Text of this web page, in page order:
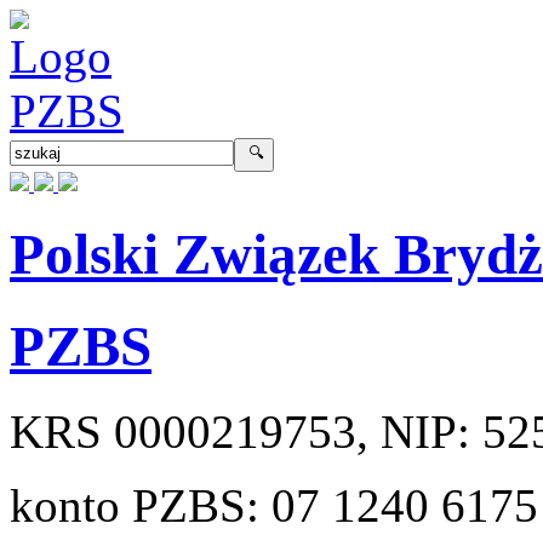
Polski Związek
PZBS
KRS 0000219753, NIP:
konto PZBS: 07 1240